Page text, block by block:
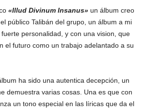
«Illud Divinum Insanus» un álbum creo
público Talibán del grupo, un álbum a mi
personalidad, y con una vision, que
el futuro como un trabajo adelantado a su
ha sido una autentica decepción, un
demuestra varias cosas. Una es que con
un tono especial en las líricas que da el